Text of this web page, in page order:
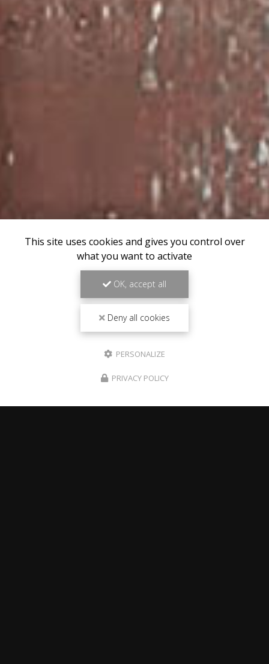
This site uses cookies and gives you control over
what you want to activate
OK, accept all
Deny all cookies
PERSONALIZE
PRIVACY POLICY